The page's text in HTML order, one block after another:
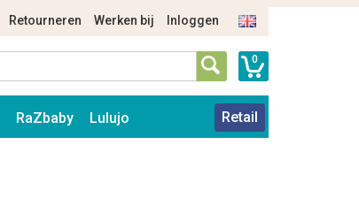
Retourneren Werken bij Inloggen
0
RaZbaby Lulujo Retail